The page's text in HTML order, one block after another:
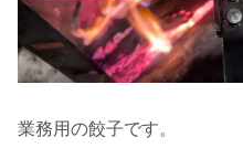
業務用の餃子です。